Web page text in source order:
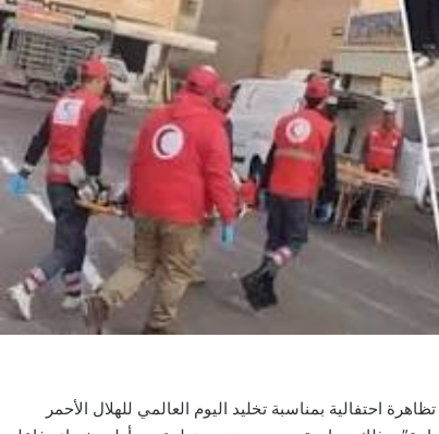
احتفالية بمناسبة تخليد اليوم العالمي للهلال الأحمر